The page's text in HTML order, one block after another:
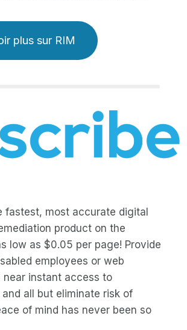
plus sur RIM
fastest, most accurate digital
product on the
low as $0.05 per page! Provide
employees or web
instant access to
all but eliminate risk of
of mind has never been so